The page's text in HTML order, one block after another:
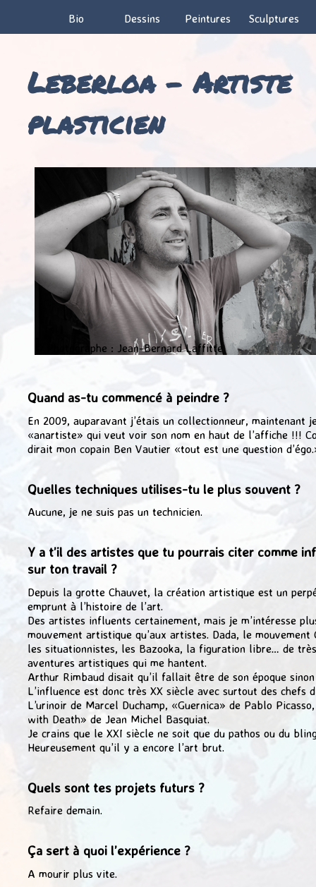
Bio Dessins Peintures Sculptures
Leberloa – Artiste
plasticien
© Photographe : Jean-Bernard Laffitte
Quand as-tu commencé à peindre ?
En 2009, auparavant j’étais un collectionneur, maintenant
«anartiste» qui veut voir son nom en haut de l’affiche !!!
dirait mon copain Ben Vautier «tout est une question
Quelles techniques utilises-tu le plus souvent ?
Aucune, je ne suis pas un technicien.
Y a t’il des artistes que tu pourrais citer comme
sur ton travail ?
Depuis la grotte Chauvet, la création artistique est un
emprunt à l’histoire de l’art.
Des artistes influents certainement, mais je m’intéresse
mouvement artistique qu’aux artistes. Dada, le mouvement
les situationnistes, les Bazooka, la figuration libre… de
aventures artistiques qui me hantent.
Arthur Rimbaud disait qu’il fallait être de son époque
L’influence est donc très XX siècle avec surtout des chefs
L’urinoir de Marcel Duchamp, «Guernica» de Pablo
with Death» de Jean Michel Basquiat.
Je crains que le XXI siècle ne soit que du pathos ou du
Heureusement qu’il y a encore l’art brut.
Quels sont tes projets futurs ?
Refaire demain.
Ça sert à quoi l’expérience ?
A mourir plus vite.